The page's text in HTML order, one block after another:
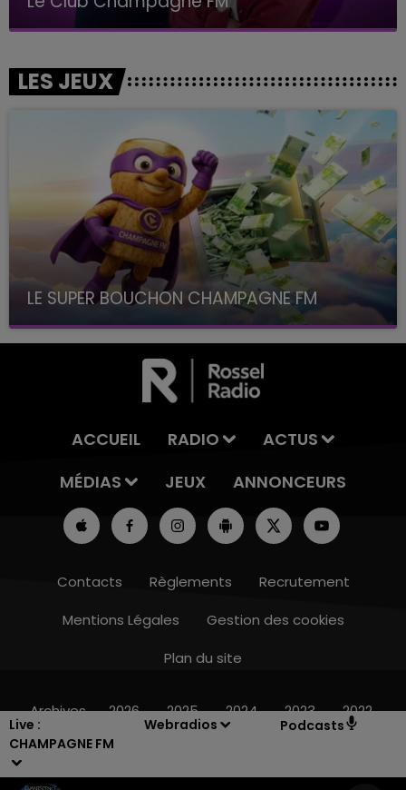
Live :
CHAMPAGNE FM
Webradios Podcasts
10h00 - 14h00
LES JEUX
LE SUPER BOUCHON CHAMPAGNE FM
avec La Famille Champagne FM, à 8H10
ACCUEIL RADIO
ACTUS
MÉDIAS
JEUX ANNONCEURS
Contacts Règlements
Recrutement
Mentions Légales
Gestion des cookies
Plan du site
Archives 2026 2025 2024 2023 2022